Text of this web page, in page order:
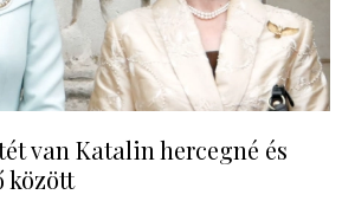
van Katalin hercegné és
között